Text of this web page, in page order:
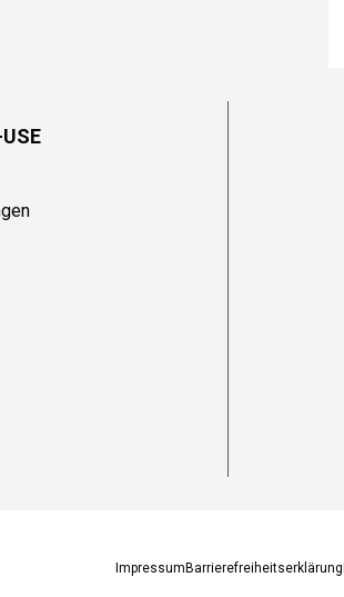
Impressum Barrierefreiheitserklärung